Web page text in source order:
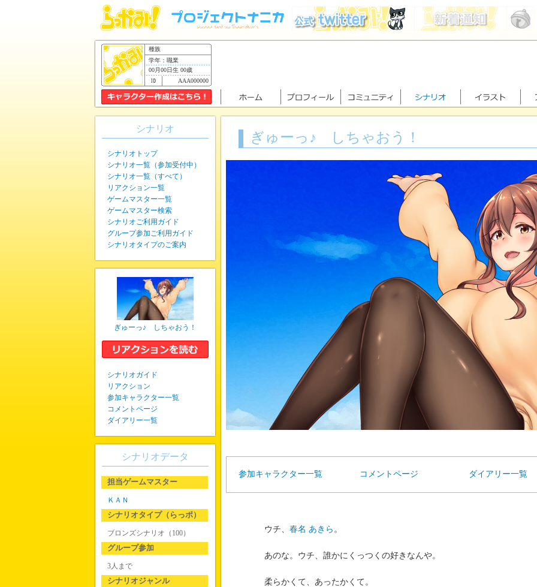
種族
学年：職業
00月00日生 00歳
AAA000000
ぎゅーっ♪ しちゃおう！
参加キャラクター一覧 コメントページ ダイアリー一覧
ウチ、 春名 あきら 。
あのな。ウチ、誰かにくっつくの好きなんや。
柔らかくて、あったかくて。
シナリオ
シナリオトップ
シナリオ一覧（参加受付中）
シナリオ一覧（すべて）
リアクション一覧
ゲームマスター一覧
ゲームマスター検索
シナリオご利用ガイド
グループ参加ご利用ガイド
シナリオタイプのご案内
ぎゅーっ♪ しちゃおう！
シナリオガイド
リアクション
参加キャラクター一覧
コメントページ
ダイアリー一覧
シナリオデータ
担当ゲームマスター
ＫＡＮ
シナリオタイプ（らっポ）
ブロンズシナリオ（100）
グループ参加
3人まで
シナリオジャンル